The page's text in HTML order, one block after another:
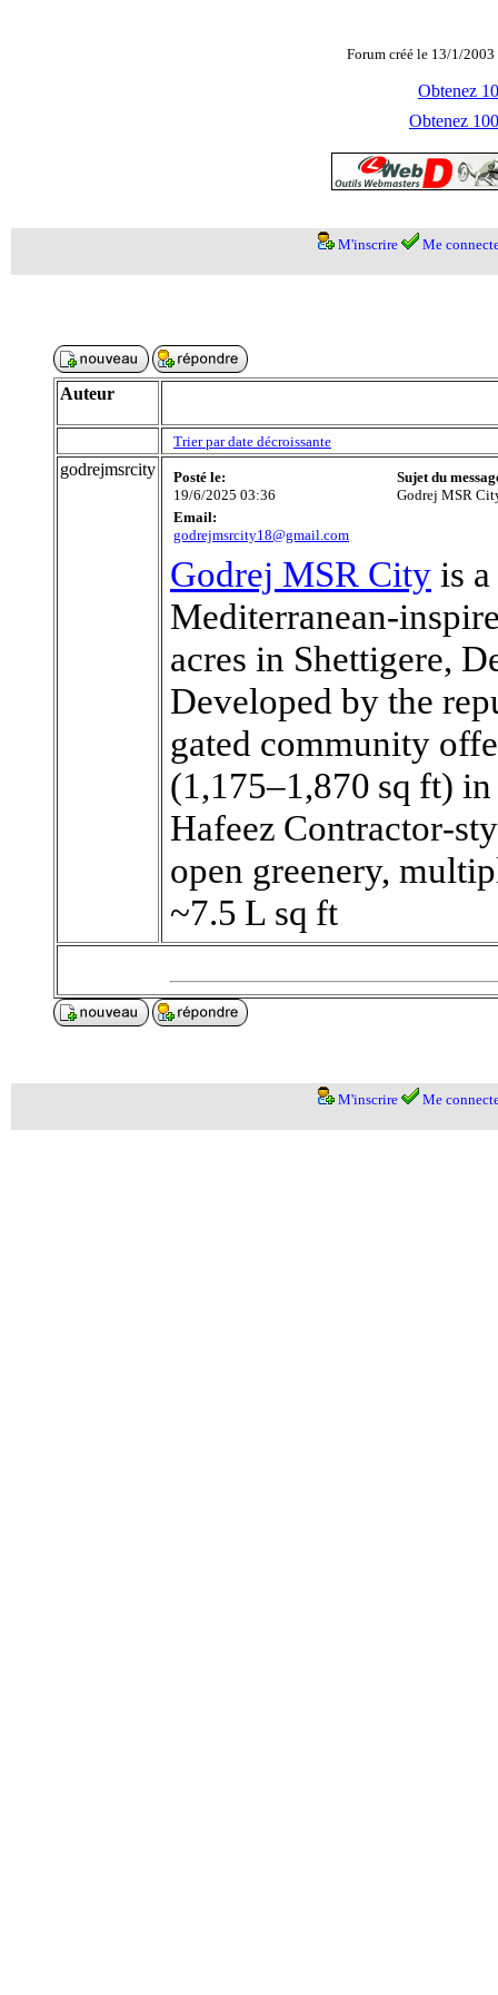
Forum créé le 13/1/
Obtenez
Obtenez
M'inscrire Me
Auteur
Trier par date décroissante
godrejmsrcity
Posté le:
19/6/2025 03:36
Sujet du
Godrej MSR
Email:
godrejmsrcity18@gmail.com
Godrej MSR City is
acres in Shettigere,
Developed by the
gated community
(1,175–1,870 sq ft)
Hafeez
open greenery,
~7.5 L sq ft
M'inscrire Me